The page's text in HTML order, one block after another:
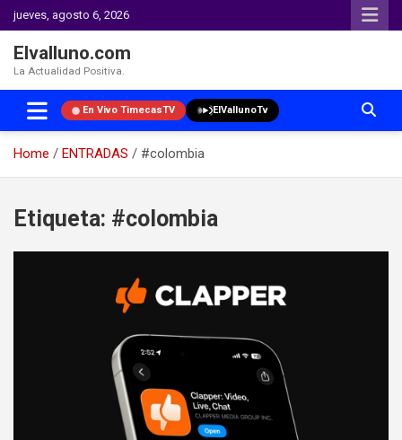
jueves, agosto 6, 2026
Elvalluno.com
La Actualidad Positiva.
En Vivo TimecasTV ElVallunoTv
Home ENTRADAS
#colombia
content
Etiqueta: #colombia